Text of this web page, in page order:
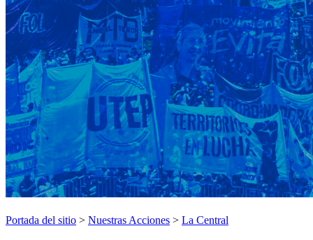
Portada del sitio > Nuestras Acciones > La Central